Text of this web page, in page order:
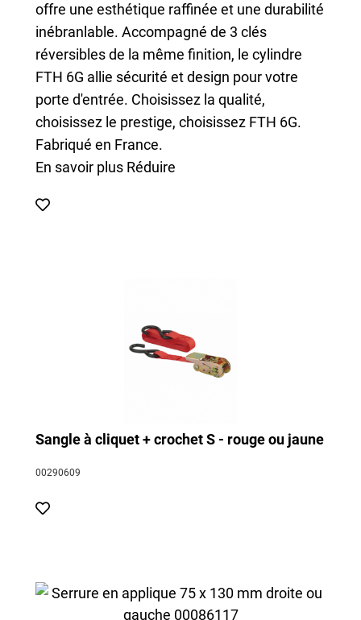
offre une esthétique raffinée et une durabilité
inébranlable. Accompagné de 3 clés
réversibles de la même finition, le cylindre
FTH 6G allie sécurité et design pour votre
porte d'entrée. Choisissez la qualité,
choisissez le prestige, choisissez FTH 6G.
Fabriqué en France.
En savoir plus Réduire
Sangle à cliquet + crochet S - rouge ou jaune
00290609